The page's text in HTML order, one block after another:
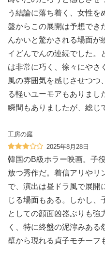
う結論に落ち着く、女性を
盤からこの展開は予想でき
んかいと驚かされる場面が
イどんでんの連続でした。
は非常に巧く、徐々にやさ
風の雰囲気を感じさせつつ
る軽いユーモアもありまし
瞬間もありましたが、総じ
工房の庭
2025年8月28日
韓国のB級ホラー映画。子
放つ秀作だ。着信アリやリ
で、演出は昼ドラ風で展開
じる場面もある。しかし、
としての顔面凶器ぶりも強
く、特に終盤の泥濘みある
壁から現れる貞子モチーフ